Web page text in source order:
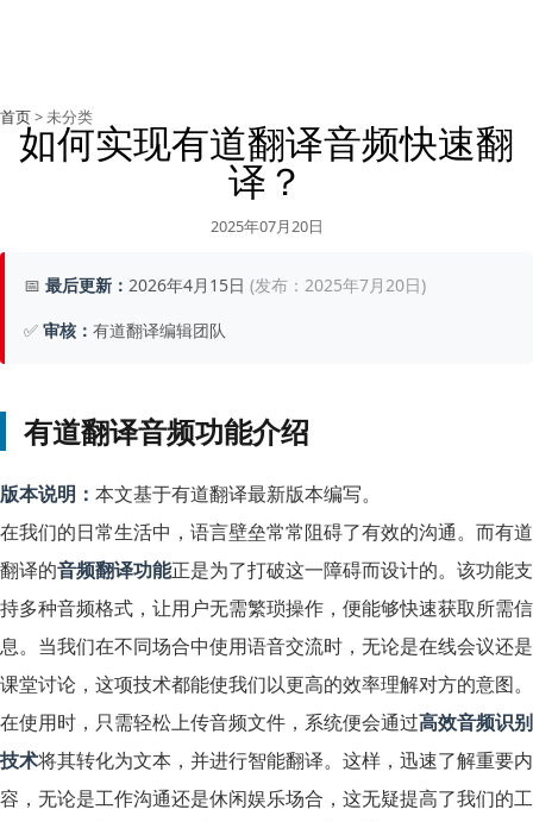
首页> 未分类
如何实现有道翻译音频快速翻
译？
2025年07月20日
📅 最后更新： 2026年4月15日 (发布：2025年7月20日)
✅ 审核： 有道翻译编辑团队
有道翻译音频功能介绍
版本说明： 本文基于有道翻译最新版本编写。
在我们的日常生活中，语言壁垒常常阻碍了有效的沟通。而有道
翻译的音频翻译功能正是为了打破这一障碍而设计的。该功能支
持多种音频格式，让用户无需繁琐操作，便能够快速获取所需信
息。当我们在不同场合中使用语音交流时，无论是在线会议还是
课堂讨论，这项技术都能使我们以更高的效率理解对方的意图。
在使用时，只需轻松上传音频文件，系统便会通过高效音频识别
技术将其转化为文本，并进行智能翻译。这样，迅速了解重要内
容，无论是工作沟通还是休闲娱乐场合，这无疑提高了我们的工